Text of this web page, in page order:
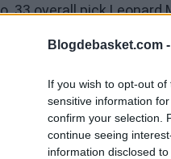
Blogdebasket.com -
If you wish to opt-out
sensitive information
confirm your selection.
continue seeing
information disclosed
33 overall pick Leonard
two years of the deal
a team option.